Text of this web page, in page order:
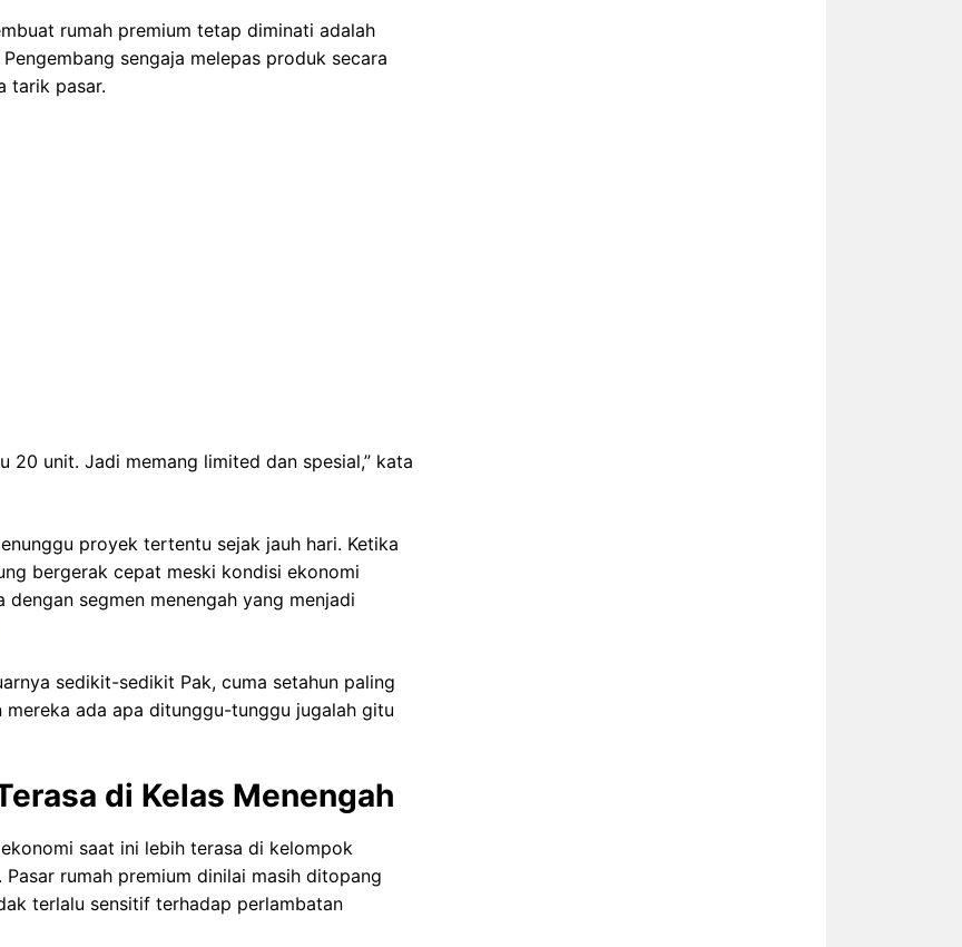
rumah premium tetap diminati adalah
sengaja melepas produk secara
tarik pasar.
20 unit. Jadi memang limited dan spesial,” kata
proyek tertentu sejak jauh hari. Ketika
bergerak cepat meski kondisi ekonomi
segmen menengah yang menjadi
sedikit-sedikit Pak, cuma setahun paling
ada apa ditunggu-tunggu jugalah gitu
di Kelas Menengah
saat ini lebih terasa di kelompok
rumah premium dinilai masih ditopang
terlalu sensitif terhadap perlambatan